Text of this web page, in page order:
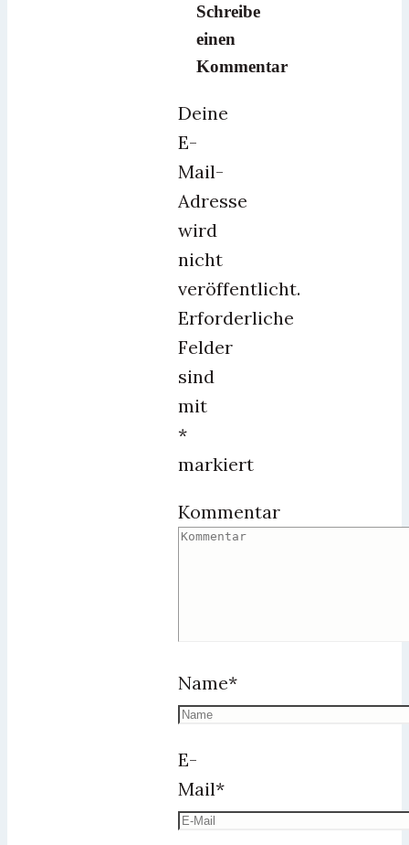
Schreibe
einen
Kommentar
Deine
E-
Mail-
Adresse
wird
nicht
veröffentlicht.
Erforderliche
Felder
sind
mit
*
markiert
Kommentar
Name*
E-
Mail*